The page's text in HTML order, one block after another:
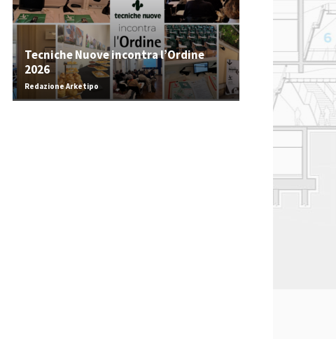
Tecniche Nuove incontra l’Ordine
2026
Redazione Arketipo